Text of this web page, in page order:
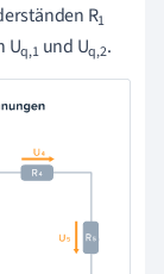
R1
Uq,1 und Uq,2.